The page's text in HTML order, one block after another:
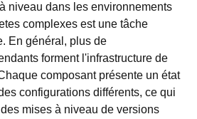
niveau dans les environnements
complexes est une tâche
En général, plus de
forment l'infrastructure de
composant présente un état
configurations différents, ce qui
mises à niveau de versions